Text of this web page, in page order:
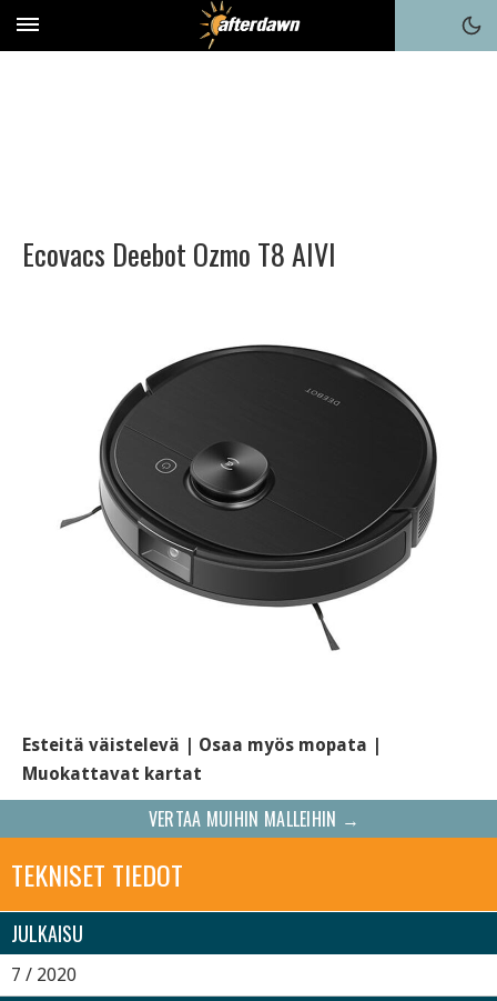
Ecovacs Deebot Ozmo T8 AIVI
Esteitä väistelevä | Osaa myös mopata |
Muokattavat kartat
VERTAA MUIHIN MALLEIHIN →
TEKNISET TIEDOT
JULKAISU
7 / 2020